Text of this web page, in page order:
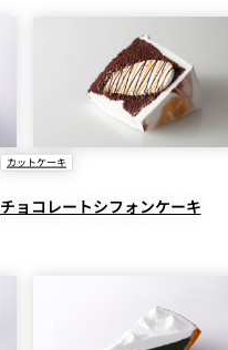
カットケーキ
チョコレートシフォンケーキ